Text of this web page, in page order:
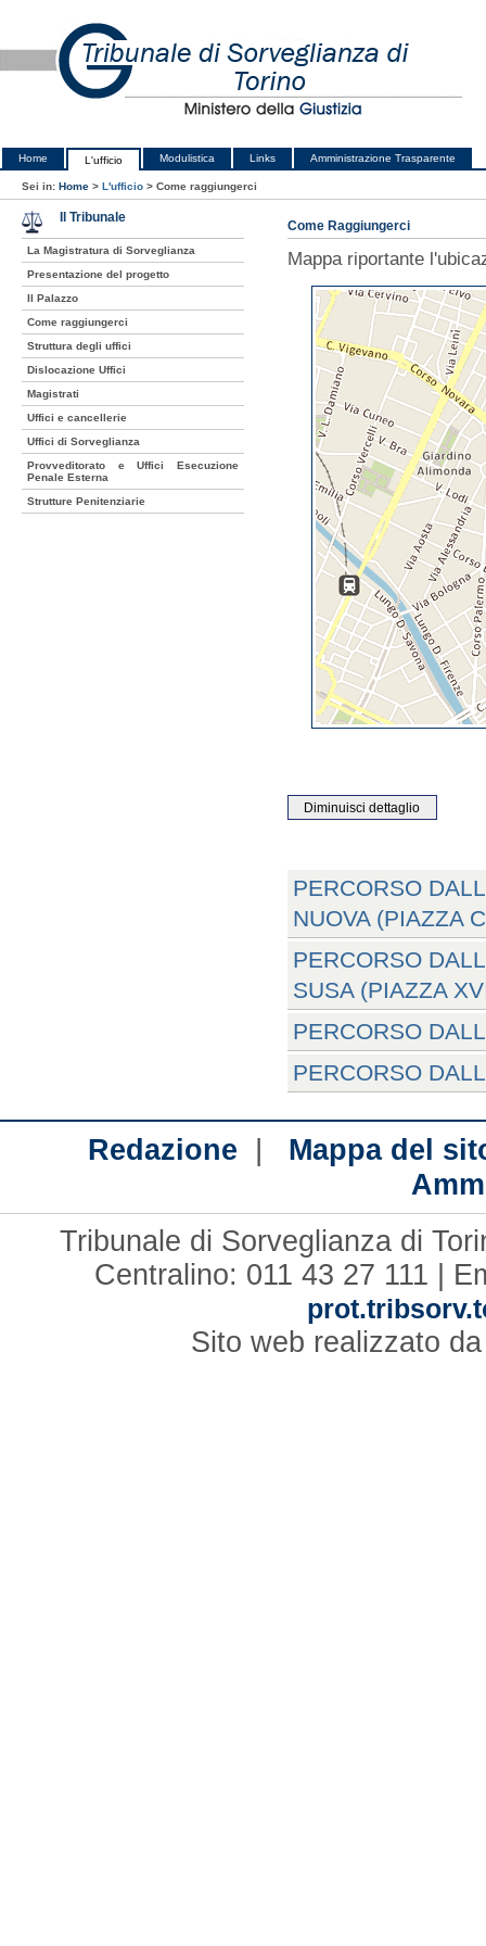
Home L'ufficio Modulistica Links Amministrazione Trasparente
Sei in: Home > L'ufficio > Come raggiungerci
Come Raggiungerci
Mappa riportante
PERCORSO
NUOVA (PIAZZA
PERCORSO
SUSA (PIAZZA
PERCORSO
PERCORSO
Il Tribunale
La Magistratura di Sorveglianza
Presentazione del progetto
Il Palazzo
Come raggiungerci
Struttura degli uffici
Dislocazione Uffici
Magistrati
Uffici e cancellerie
Uffici di Sorveglianza
Provveditorato e Uffici Esecuzione
Penale Esterna
Strutture Penitenziarie
Redazione
Mappa del
Tribunale di Sorveglianza di
Centralino: 011 43 27 111 |
Sito web realizzato